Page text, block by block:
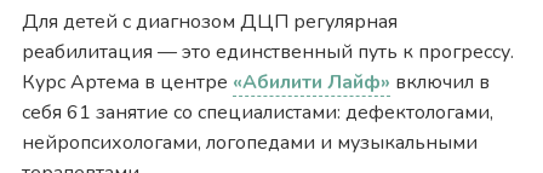
Для детей с диагнозом ДЦП регулярная
реабилитация — это единственный путь к прогрессу.
Курс Артема в центре «Абилити Лайф» включил в
себя 61 занятие со специалистами: дефектологами,
нейропсихологами, логопедами и музыкальными